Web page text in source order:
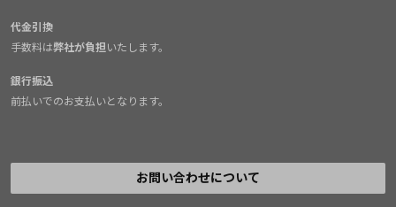
代金引換
手数料は弊社が負担いたします。
銀行振込
前払いでのお支払いとなります。
お問い合わせについて